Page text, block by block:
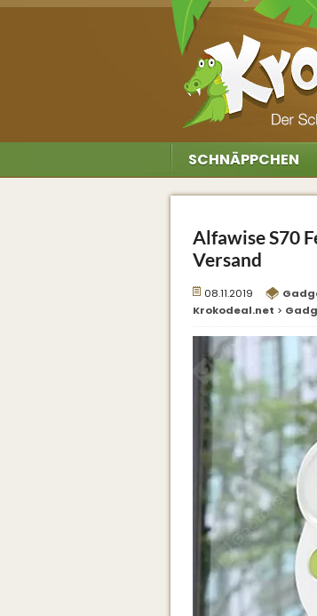
SCHNÄPPCHEN
Alfawise S70
Versand
08.11.2019
Krokodeal.net >